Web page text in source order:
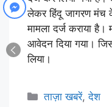
लेकर हिंदू जागरण मंच
मामला दर्ज कराया
आवेदन दिया गया।
लिया।
ताज़ा खबरें,देश